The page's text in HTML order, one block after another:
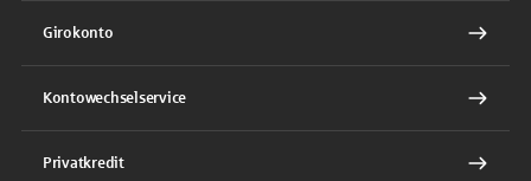
Girokonto
Kontowechselservice
Privatkredit